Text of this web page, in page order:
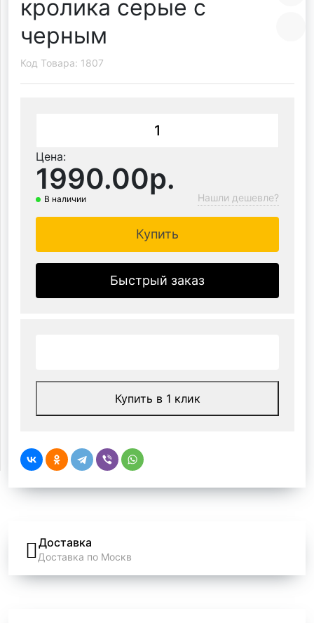
кролика серые с
черным
Код Товара: 1807
Цена:
1990.00р.
В наличии Нашли дешевле?
Купить
Быстрый заказ
Купить в 1 клик
Доставка
Доставка по Москв